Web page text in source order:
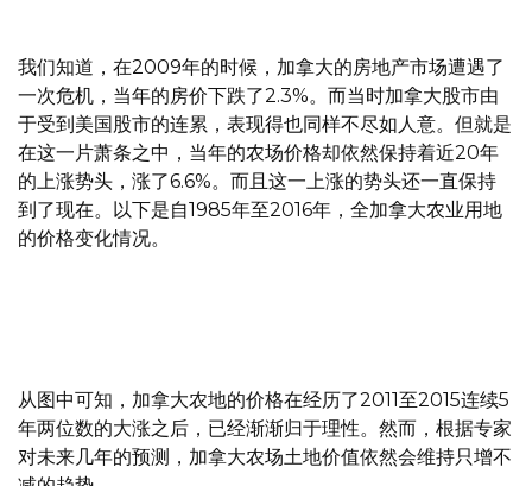
我们知道，在2009年的时候，加拿大的房地产市场遭遇了
一次危机，当年的房价下跌了2.3%。而当时加拿大股市由
于受到美国股市的连累，表现得也同样不尽如人意。但就是
在这一片萧条之中，当年的农场价格却依然保持着近20年
的上涨势头，涨了6.6%。而且这一上涨的势头还一直保持
到了现在。以下是自1985年至2016年，全加拿大农业用地
的价格变化情况。
从图中可知，加拿大农地的价格在经历了2011至2015连续5
年两位数的大涨之后，已经渐渐归于理性。然而，根据专家
对未来几年的预测，加拿大农场土地价值依然会维持只增不